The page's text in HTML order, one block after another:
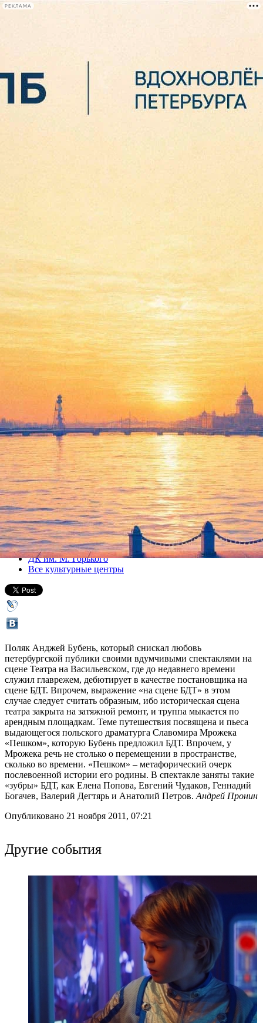
РЕКЛАМА
Сегодня:
Пешком
26 ноября 2011, суббота,19.00
Версия для печати
Все спектакли
ДК им. М. Горького
Все культурные центры
Поляк Анджей Бубень, который снискал любовь
петербургской публики своими вдумчивыми спектаклями на
сцене Театра на Васильевском, где до недавнего времени
служил главрежем, дебютирует в качестве постановщика на
сцене БДТ. Впрочем, выражение «на сцене БДТ» в этом
случае следует считать образным, ибо историческая сцена
театра закрыта на затяжной ремонт, и труппа мыкается по
арендным площадкам. Теме путешествия посвящена и пьеса
выдающегося польского драматурга Славомира Мрожека
«Пешком», которую Бубень предложил БДТ. Впрочем, у
Мрожека речь не столько о перемещении в пространстве,
сколько во времени. «Пешком» – метафорический очерк
послевоенной истории его родины. В спектакле заняты такие
«зубры» БДТ, как Елена Попова, Евгений Чудаков, Геннадий
Богачев, Валерий Дегтярь и Анатолий Петров. Андрей Пронин
Опубликовано 21 ноября 2011, 07:21
Другие события